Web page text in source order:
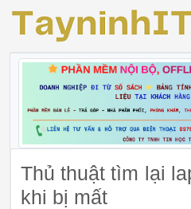
Thủ thuật tìm lại
khi bị mất